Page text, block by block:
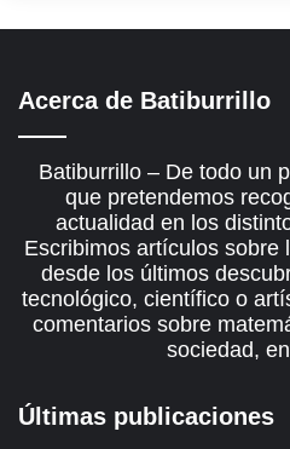
Acerca de Batiburrillo
Batiburrillo – De todo un
que pretendemos
actualidad en los
Escribimos artículos sobre
desde los últimos
tecnológico, científico o
comentarios sobre
sociedad,
Últimas publicaciones